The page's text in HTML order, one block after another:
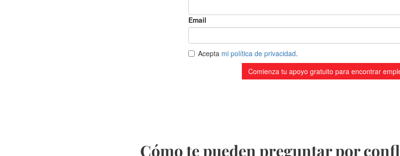
Cómo te pueden preguntar por